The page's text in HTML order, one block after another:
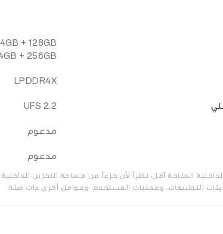
4GB + 128GB
+ 256GB
LPDDR4X
UFS 2.2
مدعوم
مدعوم
المتاحة أقل، نظراً لأن جزءاً من مساحة التخزين
التطبيقات، وعمليات المستخدم، وعوامل أخرى ذات صلة.